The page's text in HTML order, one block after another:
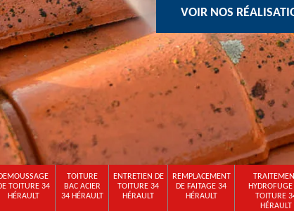
VOIR NOS
DEMOUSSAGE
TOITURE 34
HÉRAULT
TOITURE
BAC ACIER
34 HÉRAULT
ENTRETIEN DE
TOITURE 34
HÉRAULT
REMPLACEMENT
DE FAITAGE 34
HÉRAULT
HYDROFUGE
TOITURE
HÉRAULT